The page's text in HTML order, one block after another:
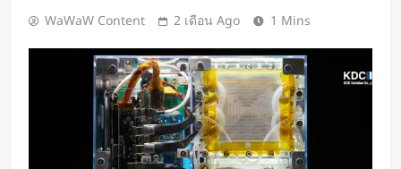
Meta Horizon+ จับมือ Xbox Game
กลายเป็นจอเกมเสมือนขนาด 26 ฟุต
2 วัน Ago
ชัดแม้แสงน้อย! จีนพัฒนาแว่น Night
Vision มองกลางคืนได้ครบทุกสี
2 วัน Ago
เปลี่ยนขยะพลาสติกเป็นพลังงาน
WaWaW Content 2 เดือน Ago 1 Mins